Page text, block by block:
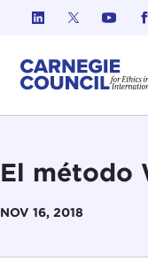
Ir al contenido
El método
NOV 16, 2018